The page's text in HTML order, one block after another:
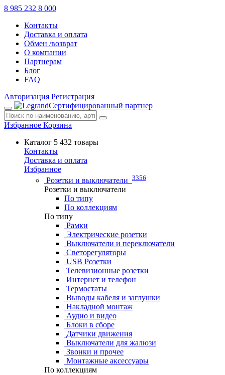
8 985 232 8 000
Контакты
Доставка и оплата
Обмен /возврат
О компании
Партнерам
Блог
FAQ
Авторизация Регистрация
Сертифицированный партнер
Избранное Корзина
Каталог 5 432 товары
Контакты
Доставка и оплата
Избранное
Розетки и выключатели 3356
Розетки и выключатели
По типу
По коллекциям
По типу
Рамки
Электрические розетки
Выключатели и переключатели
Светорегуляторы
USB Розетки
Телевизионные розетки
Интернет и телефон
Термостаты
Выводы кабеля и заглушки
Накладной монтаж
Аудио и видео
Блоки в сборе
Датчики движения
Выключатели для жалюзи
Звонки и прочее
Монтажные аксессуары
По коллекциям